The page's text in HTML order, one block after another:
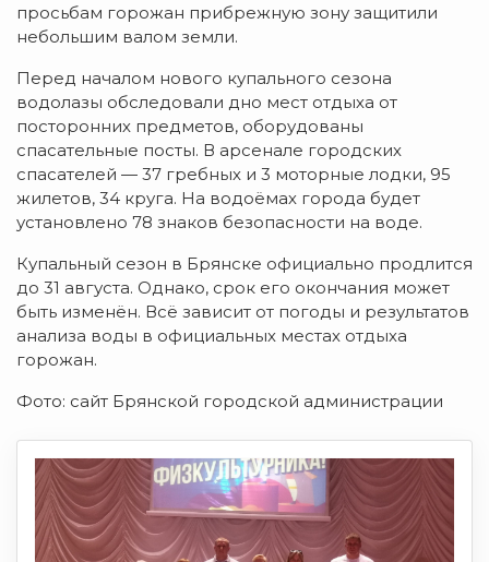
просьбам горожан прибрежную зону защитили
небольшим валом земли.
Перед началом нового купального сезона
водолазы обследовали дно мест отдыха от
посторонних предметов, оборудованы
спасательные посты. В арсенале городских
спасателей — 37 гребных и 3 моторные лодки, 95
жилетов, 34 круга. На водоёмах города будет
установлено 78 знаков безопасности на воде.
Купальный сезон в Брянске официально продлится
до 31 августа. Однако, срок его окончания может
быть изменён. Всё зависит от погоды и результатов
анализа воды в официальных местах отдыха
горожан.
Фото: сайт Брянской городской администрации